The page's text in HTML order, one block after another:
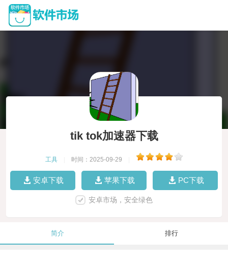
tik tok加速器下载
工具 时间：2025-09-29
安卓下载 苹果下载 PC下载
安卓市场，安全绿色
简介 排行